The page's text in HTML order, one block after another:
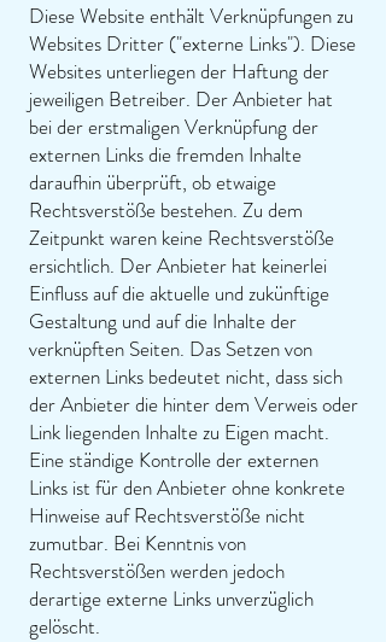
Diese Website enthält Verknüpfungen zu
Websites Dritter ("externe Links"). Diese
Websites unterliegen der Haftung der
jeweiligen Betreiber. Der Anbieter hat
bei der erstmaligen Verknüpfung der
externen Links die fremden Inhalte
daraufhin überprüft, ob etwaige
Rechtsverstöße bestehen. Zu dem
Zeitpunkt waren keine Rechtsverstöße
ersichtlich. Der Anbieter hat keinerlei
Einfluss auf die aktuelle und zukünftige
Gestaltung und auf die Inhalte der
verknüpften Seiten. Das Setzen von
externen Links bedeutet nicht, dass sich
der Anbieter die hinter dem Verweis oder
Link liegenden Inhalte zu Eigen macht.
Eine ständige Kontrolle der externen
Links ist für den Anbieter ohne konkrete
Hinweise auf Rechtsverstöße nicht
zumutbar. Bei Kenntnis von
Rechtsverstößen werden jedoch
derartige externe Links unverzüglich
gelöscht.